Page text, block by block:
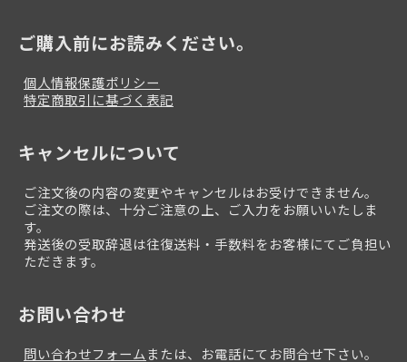
ご購入前にお読みください。
個人情報保護ポリシー
特定商取引に基づく表記
キャンセルについて
ご注文後の内容の変更やキャンセルはお受けできません。
ご注文の際は、十分ご注意の上、ご入力をお願いいたしま
す。
発送後の受取辞退は往復送料・手数料をお客様にてご負担い
ただきます。
お問い合わせ
問い合わせフォームまたは、お電話にてお問合せ下さい。